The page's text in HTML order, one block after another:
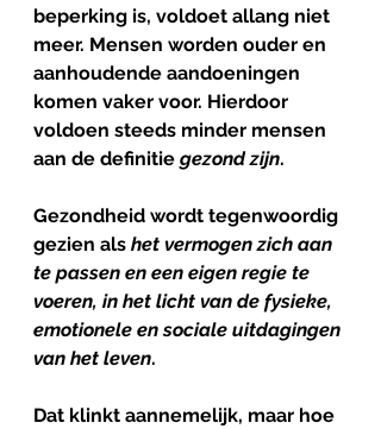
beperking is, voldoet allang niet
meer. Mensen worden ouder en
aanhoudende aandoeningen
komen vaker voor. Hierdoor
voldoen steeds minder mensen
aan de definitie gezond zijn.
Gezondheid wordt tegenwoordig
gezien als het vermogen zich aan
te passen en een eigen regie te
voeren, in het licht van de fysieke,
emotionele en sociale uitdagingen
van het leven.
Dat klinkt aannemelijk, maar hoe